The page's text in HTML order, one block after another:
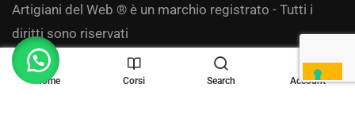
Artigiani del Web ® è un marchio registrato - Tutti i
diritti sono riservati
Privacy
Home Corsi Search Account